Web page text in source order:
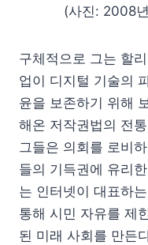
(사진: 2008
구체적으로 그는 할
업이 디지털 기술의
윤을 보존하기 위해
해온 저작권법의 전
그들은 의회를 로비
들의 기득권에 유리
는 인터넷이 대표하
통해 시민 자유를 제
된 미래 사회를 만든